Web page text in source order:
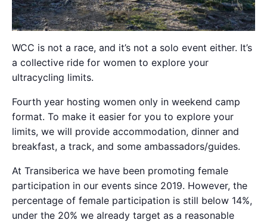
WCC is not a race, and it’s not a solo event either. It’s
a collective ride for women to explore your
ultracycling limits.
Fourth year hosting women only in weekend camp
format. To make it easier for you to explore your
limits, we will provide accommodation, dinner and
breakfast, a track, and some ambassadors/guides.
At Transiberica we have been promoting female
participation in our events since 2019. However, the
percentage of female participation is still below 14%,
under the 20% we already target as a reasonable